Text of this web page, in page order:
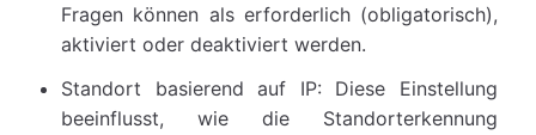
Fragen können als erforderlich (obligatorisch),
aktiviert oder deaktiviert werden.
Standort basierend auf IP: Diese Einstellung
beeinflusst, wie die Standorterkennung